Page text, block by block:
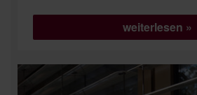
„Mehr
drin.
Smarte
Preisvorteile
weiterlesen